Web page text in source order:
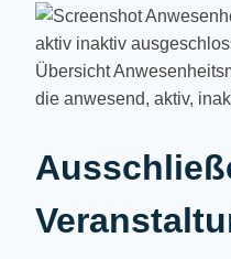
Übersicht
die anwesend, aktiv,